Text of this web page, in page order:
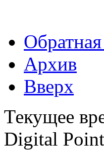
Обратная
Архив
Вверх
Текущее
Digital